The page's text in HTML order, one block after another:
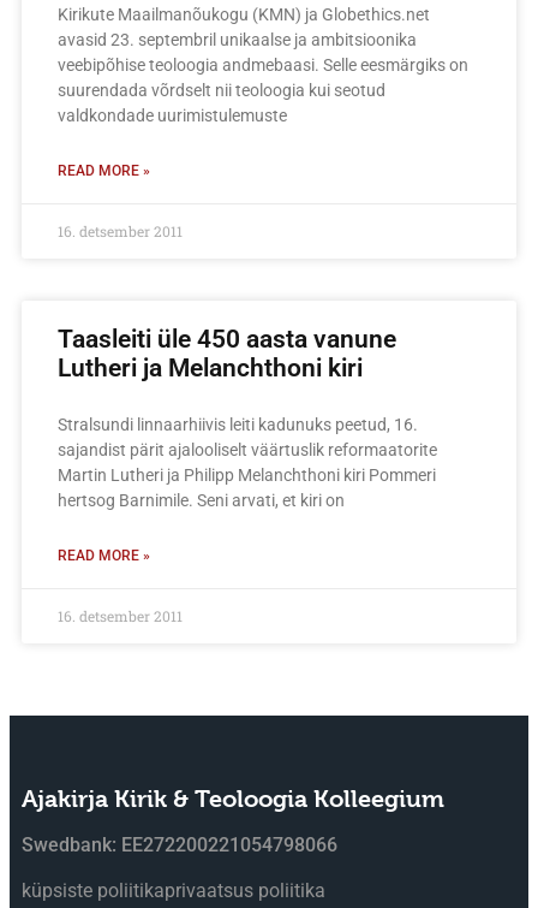
Kirikute Maailmanõukogu (KMN) ja Globethics.net
avasid 23. septembril unikaalse ja ambitsioonika
veebipõhise teoloogia andmebaasi. Selle eesmärgiks on
suurendada võrdselt nii teoloogia kui seotud
valdkondade uurimistulemuste
READ MORE »
16. detsember 2011
Taasleiti üle 450 aasta vanune
Lutheri ja Melanchthoni kiri
Stralsundi linnaarhiivis leiti kadunuks peetud, 16.
sajandist pärit ajalooliselt väärtuslik reformaatorite
Martin Lutheri ja Philipp Melanchthoni kiri Pommeri
hertsog Barnimile. Seni arvati, et kiri on
READ MORE »
16. detsember 2011
Ajakirja Kirik & Teoloogia Kolleegium
Swedbank: EE272200221054798066
küpsiste poliitikaprivaatsus poliitika